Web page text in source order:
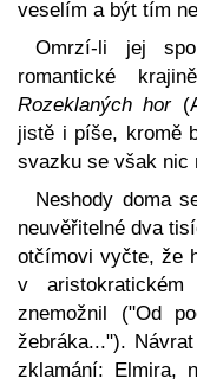
veselím a být tím
Omrzí-li jej
romantické
Rozeklaných hor
jistě i píše, kromě
svazku se však nic
Neshody doma
neuvěřitelné dva
otčímovi vyčte, že
v
znemožnil ("Od
žebráka...").
zklamání: Elmira,